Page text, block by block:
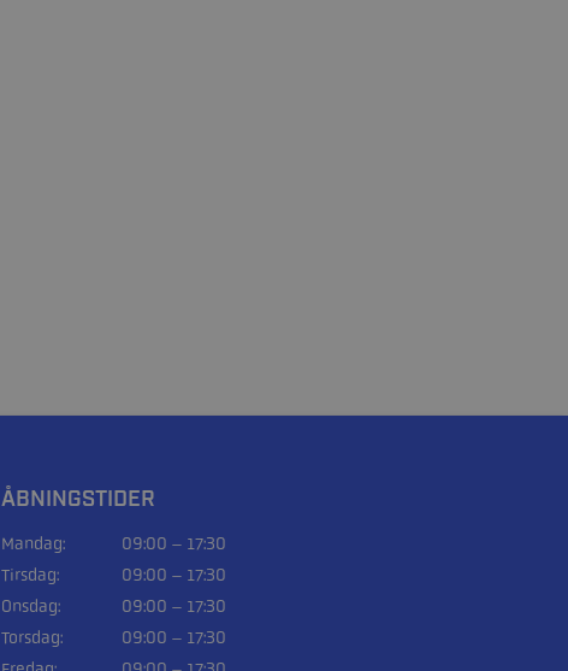
ÅBNINGSTIDER
Mandag:
09:00 – 17:30
Tirsdag:
09:00 – 17:30
Onsdag:
09:00 – 17:30
Torsdag:
09:00 – 17:30